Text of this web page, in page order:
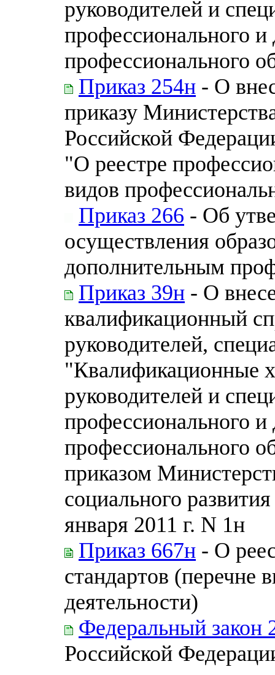
руководителей и
профессионального и
профессионального
Приказ 254н - О
приказу
Российской
"О реестре
видов
Приказ 266 - Об
осуществления
дополнительным
Приказ 39н - О
квалификационный
руководителей,
"Квалификационные
руководителей и
профессионального и
профессионального
приказом
социального
января 2011 г. N 1н
Приказ 667н - О
стандартов (перечне
деятельности)
Федеральный закон
Российской